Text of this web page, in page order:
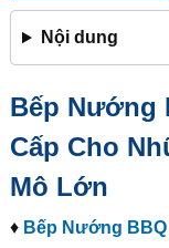
Nội dung
Bếp Nướng
Cấp Cho
Mô Lớn
♦ Bếp Nướng BBQ